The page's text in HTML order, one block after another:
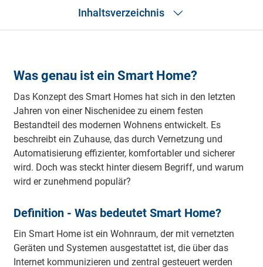
Inhaltsverzeichnis
Smart Home Geräte: Welche Kategorien gibt es?
Vorteile eines Smart Homes
Wie sicher ist ein Smart Home?
Trends und Entwicklungen im Smart Home Bereich
Fazit
Was genau ist ein Smart Home?
Das Konzept des Smart Homes hat sich in den letzten
Jahren von einer Nischenidee zu einem festen
Bestandteil des modernen Wohnens entwickelt. Es
beschreibt ein Zuhause, das durch Vernetzung und
Automatisierung effizienter, komfortabler und sicherer
wird. Doch was steckt hinter diesem Begriff, und warum
wird er zunehmend populär?
Definition - Was bedeutet Smart Home?
Ein Smart Home ist ein Wohnraum, der mit vernetzten
Geräten und Systemen ausgestattet ist, die über das
Internet kommunizieren und zentral gesteuert werden